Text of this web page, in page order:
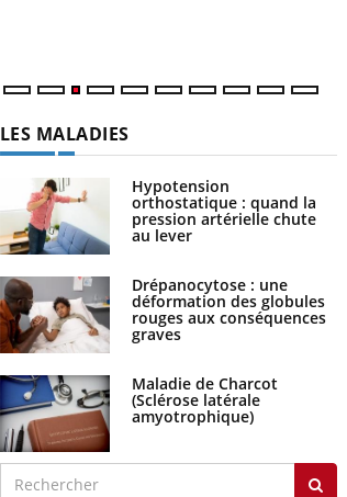
LES MALADIES
Hypotension
orthostatique : quand la
pression artérielle chute
au lever
Drépanocytose : une
déformation des globules
rouges aux conséquences
graves
Maladie de Charcot
(Sclérose latérale
amyotrophique)